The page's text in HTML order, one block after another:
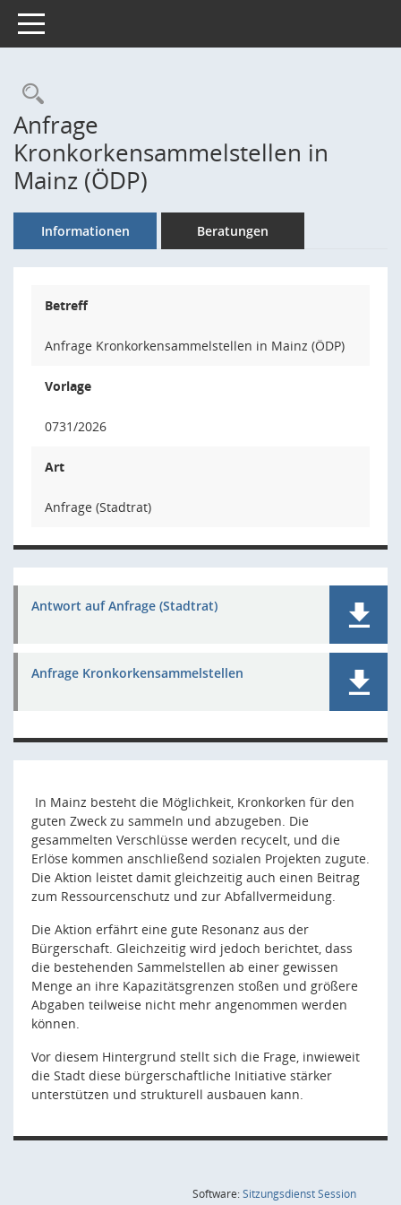
Toggle navigation
Rechercheauswahl
Anfrage
Kronkorkensammelstellen in
Mainz (ÖDP)
Informationen Beratungen
Betreff
Anfrage Kronkorkensammelstellen in Mainz (ÖDP)
Vorlage
0731/2026
Art
Anfrage (Stadtrat)
Antwort auf Anfrage (Stadtrat)
Anfrage Kronkorkensammelstellen
In Mainz besteht die Möglichkeit, Kronkorken für den
guten Zweck zu sammeln und abzugeben. Die
gesammelten Verschlüsse werden recycelt, und die
Erlöse kommen anschließend sozialen Projekten zugute.
Die Aktion leistet damit gleichzeitig auch einen Beitrag
zum Ressourcenschutz und zur Abfallvermeidung.
Die Aktion erfährt eine gute Resonanz aus der
Bürgerschaft. Gleichzeitig wird jedoch berichtet, dass
die bestehenden Sammelstellen ab einer gewissen
Menge an ihre Kapazitätsgrenzen stoßen und größere
Abgaben teilweise nicht mehr angenommen werden
können.
Vor diesem Hintergrund stellt sich die Frage, inwieweit
die Stadt diese bürgerschaftliche Initiative stärker
unterstützen und strukturell ausbauen kann.
Software:SitzungsdienstSession(Wird in